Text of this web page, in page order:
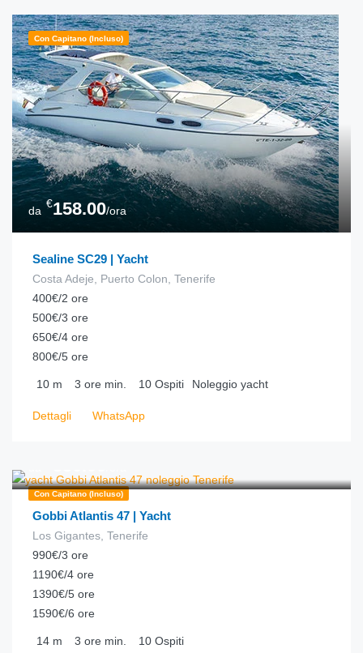
Con Capitano (incluso)
da
€158.00/ora
Sealine SC29 | Yacht
Costa Adeje, Puerto Colon, Tenerife
400€/2 ore
500€/3 ore
650€/4 ore
800€/5 ore
10 m 3 ore min. 10 Ospiti Noleggio yacht
Dettagli WhatsApp
Con Capitano (incluso)
Gobbi Atlantis 47 | Yacht
Los Gigantes, Tenerife
990€/3 ore
1190€/4 ore
1390€/5 ore
1590€/6 ore
14 m 3 ore min. 10 Ospiti